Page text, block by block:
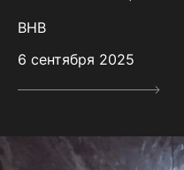
BHB
6 сентября 2025